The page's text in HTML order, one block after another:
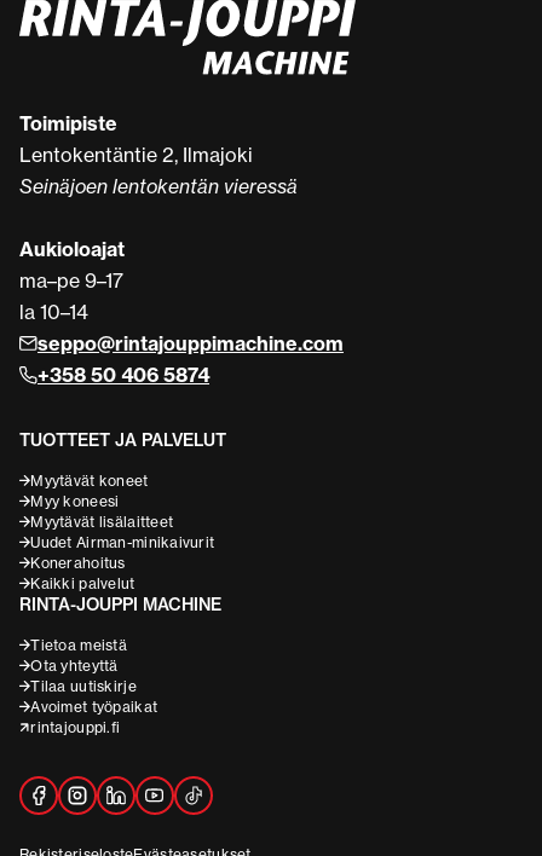
Toimipiste
Lentokentäntie 2, Ilmajoki
Seinäjoen lentokentän vieressä
Aukioloajat
ma–pe 9–17
la 10–14
seppo@rintajouppimachine.com
+358 50 406 5874
TUOTTEET JA PALVELUT
Myytävät koneet
Myy koneesi
Myytävät lisälaitteet
Uudet Airman-minikaivurit
Konerahoitus
Kaikki palvelut
RINTA-JOUPPI MACHINE
Tietoa meistä
Ota yhteyttä
Tilaa uutiskirje
Avoimet työpaikat
rintajouppi.fi